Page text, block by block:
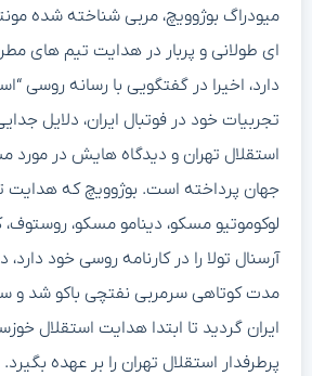
میودراگ بوژوویچ، مربی شناخته شده
ای طولانی و پربار در هدایت تیم های
دارد، اخیرا در گفتگویی با رسانه روسی
تجربیات خود در فوتبال ایران، دلایل
استقلال تهران و دیدگاه هایش در مورد
جهان پرداخته است. بوژوویچ که هدایت
لوکوموتیو مسکو، دینامو مسکو،
مدت کوتاهی سرمربی نفتچی باکو شد و
ایران گردید تا ابتدا هدایت استقلال
پرطرفدار استقلال تهران را بر عهده بگیرد.